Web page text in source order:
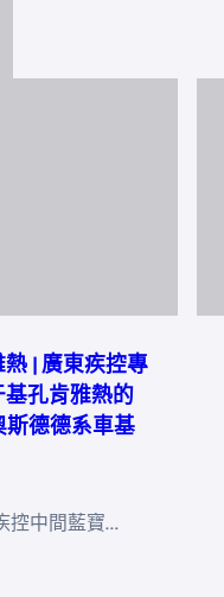
| 廣東疾控專
孔肯雅熱的
斯德德系車基
控中間藍寶…